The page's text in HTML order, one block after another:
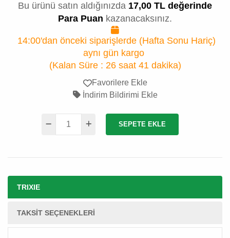
Bu ürünü satın aldığınızda 17,00 TL değerinde
Para Puan kazanacaksınız.
14:00'dan önceki siparişlerde (Hafta Sonu Hariç)
aynı gün kargo
(Kalan Süre : 26 saat 41 dakika)
Favorilere Ekle
İndirim Bildirimi Ekle
SEPETE EKLE
TRIXIE
TAKSIT SEÇENEKLERI